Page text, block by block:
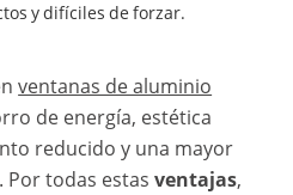
y difíciles de forzar.
ventanas de aluminio
de energía, estética
reducido y una mayor
Por todas estasventajas,